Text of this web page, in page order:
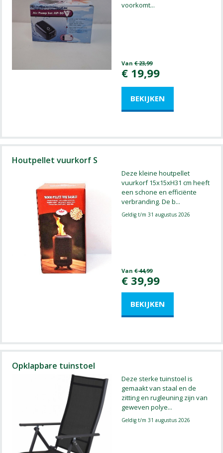
voorkomt...
Van € 23,99
€ 19,99
Houtpellet vuurkorf S
Deze kleine houtpellet
vuurkorf 15x15xH31 cm heeft
een schone en efficiënte
verbranding. De b...
Geldig t/m 31 augustus 2026
Van € 44,99
€ 39,99
Opklapbare tuinstoel
Deze sterke tuinstoel is
gemaakt van staal en de
zitting en rugleuning zijn van
geweven polye...
Geldig t/m 31 augustus 2026